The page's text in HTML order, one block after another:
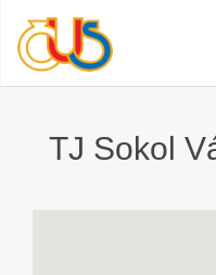
TJ Sokol